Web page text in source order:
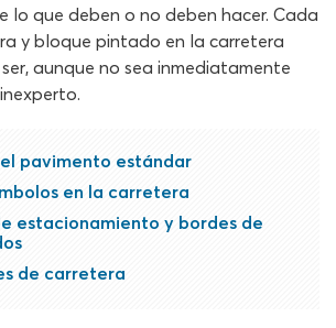
lo que deben o no deben hacer. Cada
y bloque pintado en la carretera
aunque no sea inmediatamente
pavimento estándar
en la carretera
estacionamiento y bordes de
de carretera